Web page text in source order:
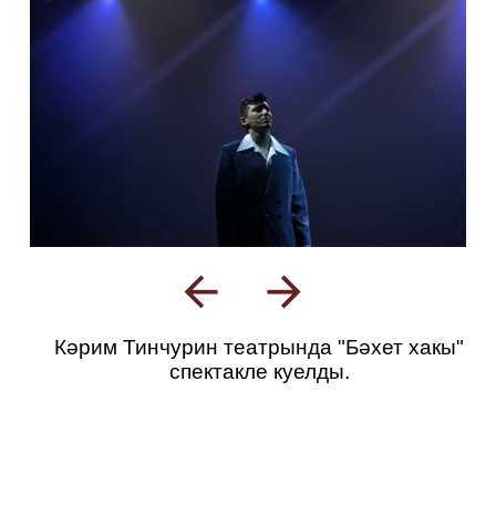
Кәрим Тинчурин театрында "Бәхет хакы"
спектакле куелды.